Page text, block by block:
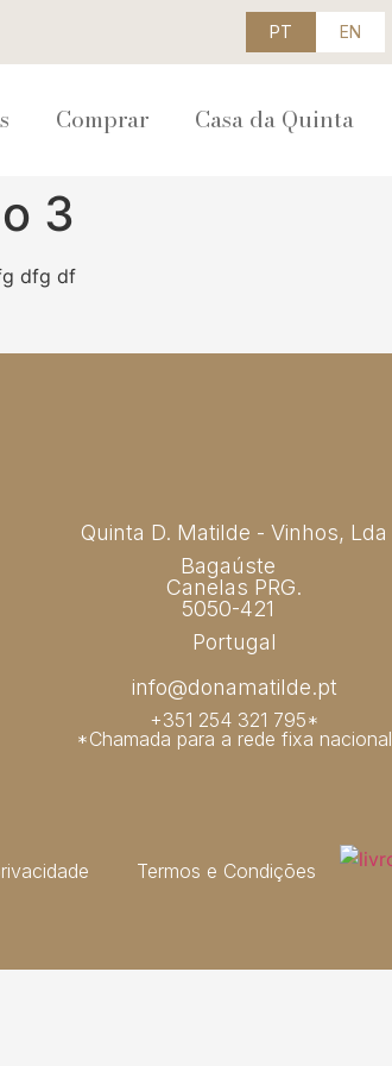
PT EN
Comprar Casa da Quinta
3
dfg df
Quinta D. Matilde - Vinhos, Lda
Bagaúste
Canelas PRG.
5050-421
Portugal
info@donamatilde.pt
+351 254 321 795*
*Chamada para a rede fixa nacional
Termos e Condições